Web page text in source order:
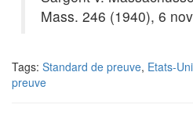
Mass. 246 (1940), 6
Tags: Standard de preuve, Etats-
preuve